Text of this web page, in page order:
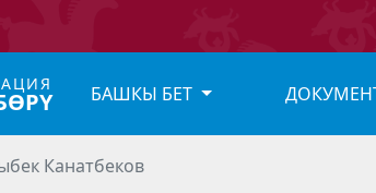
БАШКЫ БЕТ
Канатбеков